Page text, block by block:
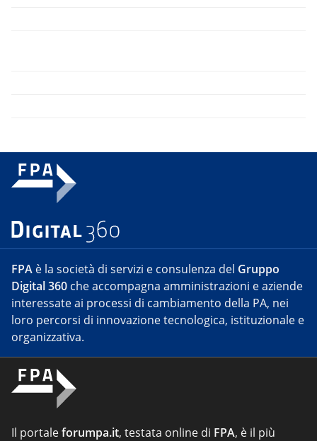
FPA è la società di servizi e consulenza del Gruppo
Digital 360 che accompagna amministrazioni e aziende
interessate ai processi di cambiamento della PA, nei
loro percorsi di innovazione tecnologica, istituzionale e
organizzativa.
Il portaleforumpa.it, testata online di FPA, è il più